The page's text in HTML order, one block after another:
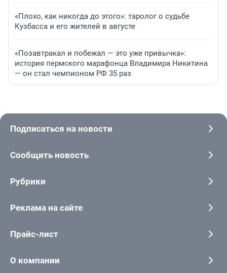
«Плохо, как никогда до этого»: таролог о судьбе
Кузбасса и его жителей в августе
«Позавтракал и побежал — это уже привычка»:
история пермского марафонца Владимира Никитина
— он стал чемпионом РФ 35 раз
Подписаться на новости
Сообщить новость
Рубрики
Реклама на сайте
Прайс-лист
О компании